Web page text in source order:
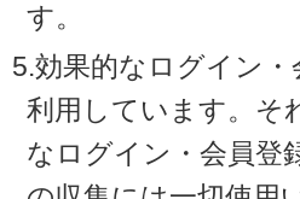
す。
5.効果的なログイン
利用しています。そ
なログイン・会員登